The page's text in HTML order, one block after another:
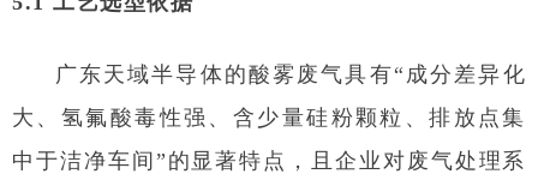
广东天域半导体的酸雾废气具有“成分差异化
大、氢氟酸毒性强、含少量硅粉颗粒、排放点集
中于洁净车间”的显著特点，且企业对废气处理系